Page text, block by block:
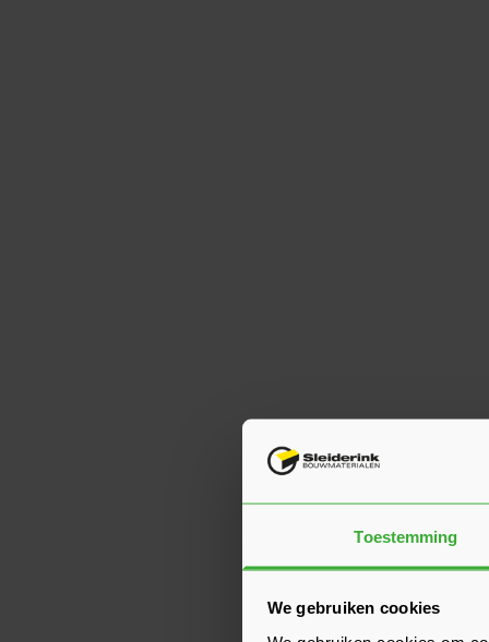
Toestemming
We gebruiken cookies